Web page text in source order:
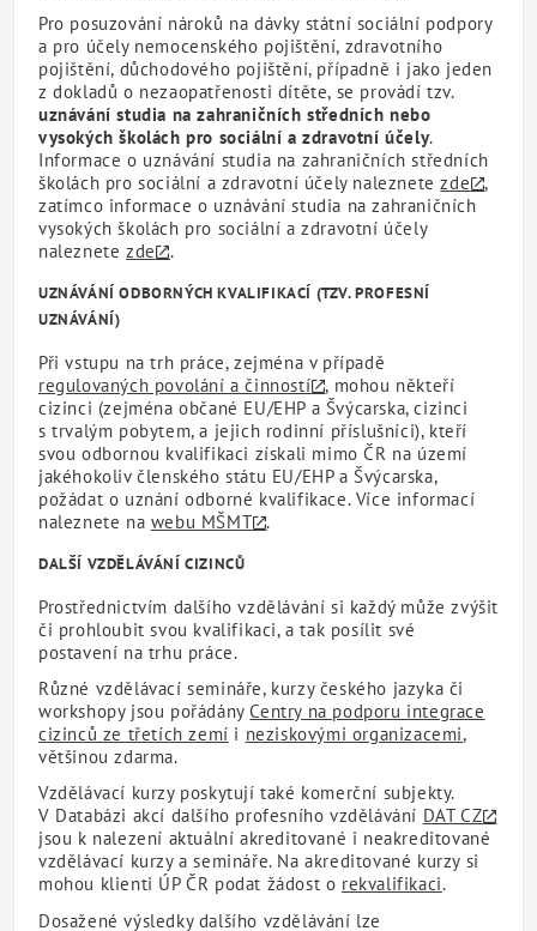
Pro posuzování nároků na dávky státní sociální podpory
a pro účely nemocenského pojištění, zdravotního
pojištění, důchodového pojištění, případně i jako jeden
z dokladů o nezaopatřenosti dítěte, se provádí tzv.
uznávání studia na zahraničních středních nebo
vysokých školách pro sociální a zdravotní účely.
Informace o uznávání studia na zahraničních středních
školách pro sociální a zdravotní účely naleznetezde
,
zatímco informace o uznávání studia na zahraničních
vysokých školách pro sociální a zdravotní účely
naleznete zde .
UZNÁVÁNÍ ODBORNÝCH KVALIFIKACÍ (TZV. PROFESNÍ
UZNÁVÁNÍ)
Při vstupu na trh práce, zejména v případě
regulovaných povolání a činností
, mohou někteří
cizinci (zejména občané EU/EHP a Švýcarska, cizinci
s trvalým pobytem, a jejich rodinní příslušníci), kteří
svou odbornou kvalifikaci získali mimo ČR na území
jakéhokoliv členského státu EU/EHP a Švýcarska,
požádat o uznání odborné kvalifikace. Více informací
naleznete na webu MŠMT .
DALŠÍ VZDĚLÁVÁNÍ CIZINCŮ
Prostřednictvím dalšího vzdělávání si každý může zvýšit
či prohloubit svou kvalifikaci, a tak posílit své
postavení na trhu práce.
Různé vzdělávací semináře, kurzy českého jazyka či
workshopy jsou pořádányCentry na podporu integrace
cizinců ze třetích zemí i neziskovými organizacemi,
většinou zdarma.
Vzdělávací kurzy poskytují také komerční subjekty.
V Databázi akcí dalšího profesního vzdělávání DAT CZ
jsou k nalezení aktuální akreditované i neakreditované
vzdělávací kurzy a semináře. Na akreditované kurzy si
mohou klienti ÚP ČR podat žádost o rekvalifikaci.
Dosažené výsledky dalšího vzdělávání lze